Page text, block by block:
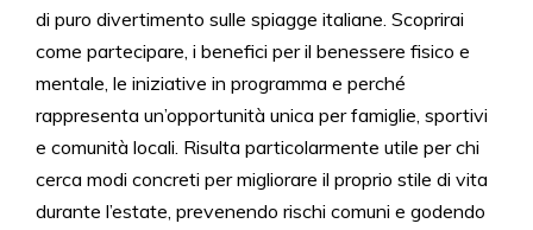
di puro divertimento sulle spiagge italiane. Scoprirai
come partecipare, i benefici per il benessere fisico e
mentale, le iniziative in programma e perché
rappresenta un’opportunità unica per famiglie, sportivi
e comunità locali. Risulta particolarmente utile per chi
cerca modi concreti per migliorare il proprio stile di vita
durante l’estate, prevenendo rischi comuni e godendo